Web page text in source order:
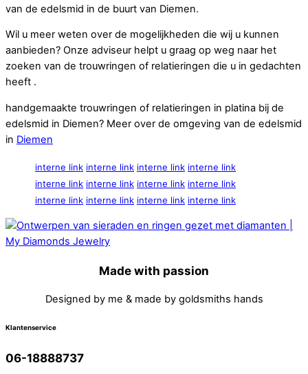
van de edelsmid in de buurt van Diemen.
Wil u meer weten over de mogelijkheden die wij u kunnen
aanbieden? Onze adviseur helpt u graag op weg naar het
zoeken van de trouwringen of relatieringen die u in gedachten
heeft .
handgemaakte trouwringen of relatieringen in platina bij de
edelsmid in Diemen? Meer over de omgeving van de edelsmid
in Diemen
interne link interne link interne link interne link
interne link interne link interne link interne link
interne link interne link interne link interne link
Made with passion
Designed by me & made by goldsmiths hands
Klantenservice
06-18888737